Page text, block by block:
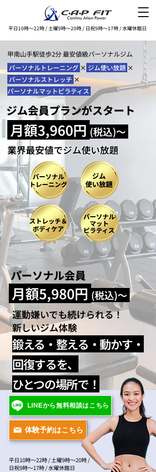
平日10時〜22時 / 土曜9時〜20時 / 日祝9時〜17時 / 水曜休館日
パーソナル会員
月額5,980円 (税込)～
運動嫌いでも続けられる！
新しいジム体験
LINEから無料相談はこちら
体験予約はこちら
平日10時〜22時 / 土曜9時〜20時 /
日祝9時〜17時 / 水曜休館日
鍛える・整える・動かす・
回復するを、
ひとつの場所で！
パーソナル
トレーニング
ストレッチ＆
ボディケア
ジム
使い放題
ジム会員プランがスタート
月額3,960円 (税込)～
業界最安値でジム使い放題
甲南山手駅徒歩2分 最安値級パーソナルジム
パーソナルトレーニング × ジム使い放題 ×
パーソナルストレッチ ×
パーソナルマットピラティス
パーソナル
​マット
​ピラティス